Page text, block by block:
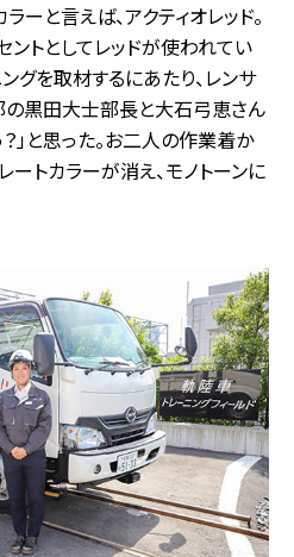
ーと言えば、アクティオレッド。
ントとしてレッドが使われてい
グを取材するにあたり、レンサ
黒田大士部長と大石弓恵さん
」と思った。お二人の作業着か
トカラーが消え、モノトーンに